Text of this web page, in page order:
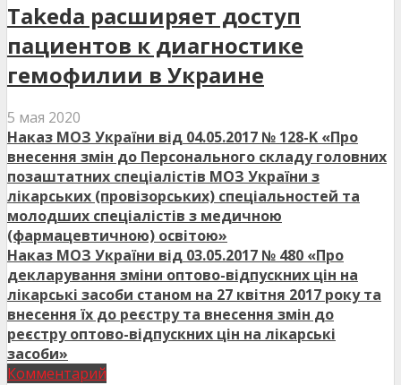
Takeda расширяет доступ
пациентов к диагностике
гемофилии в Украине
5 мая 2020
Наказ МОЗ України від 04.05.2017 № 128-K «Про
внесення змін до Персонального складу головних
позаштатних спеціалістів МОЗ України з
лікарських (провізорських) спеціальностей та
молодших спеціалістів з медичною
(фармацевтичною) освітою»
Наказ МОЗ України від 03.05.2017 № 480 «Про
декларування зміни оптово-відпускних цін на
лікарські засоби станом на 27 квітня 2017 року та
внесення їх до реєстру та внесення змін до
реєстру оптово-відпускних цін на лікарські
засоби»
Комментарий